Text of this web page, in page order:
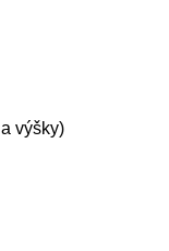
výšky)